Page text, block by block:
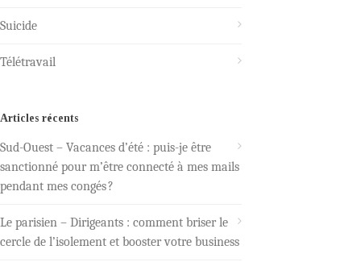
Suicide
Télétravail
Articles récents
Sud-Ouest – Vacances d’été : puis-je être
sanctionné pour m’être connecté à mes mails
pendant mes congés ?
Le parisien – Dirigeants : comment briser le
cercle de l’isolement et booster votre business